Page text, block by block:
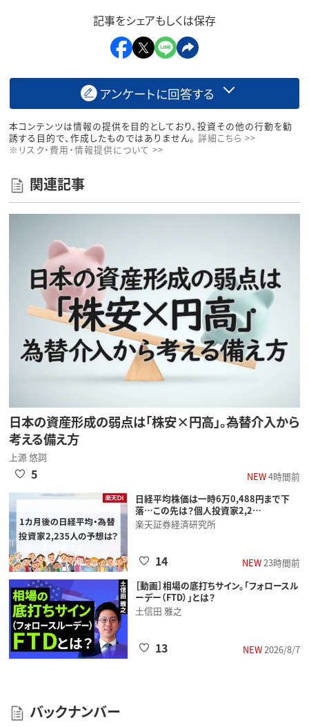
記事をシェアもしくは保存
アンケートに回答する
本コンテンツは情報の提供を目的としており、投資その他の行動を勧
誘する目的で、作成したものではありません。 詳細こちら >>
※リスク・費用・情報提供について >>
関連記事
日本の資産形成の弱点は「株安×円高」。為替介入から
考える備え方
上源 悠詞
NEW4時間前
5
日経平均株価は一時6万0,488円まで下
落…この先は？個人投資家2,2…
楽天証券経済研究所
NEW23時間前
14
［動画］相場の底打ちサイン。「フォロースル
ーデー（FTD）」とは？
土信田 雅之
NEW2026/8/7
13
バックナンバー